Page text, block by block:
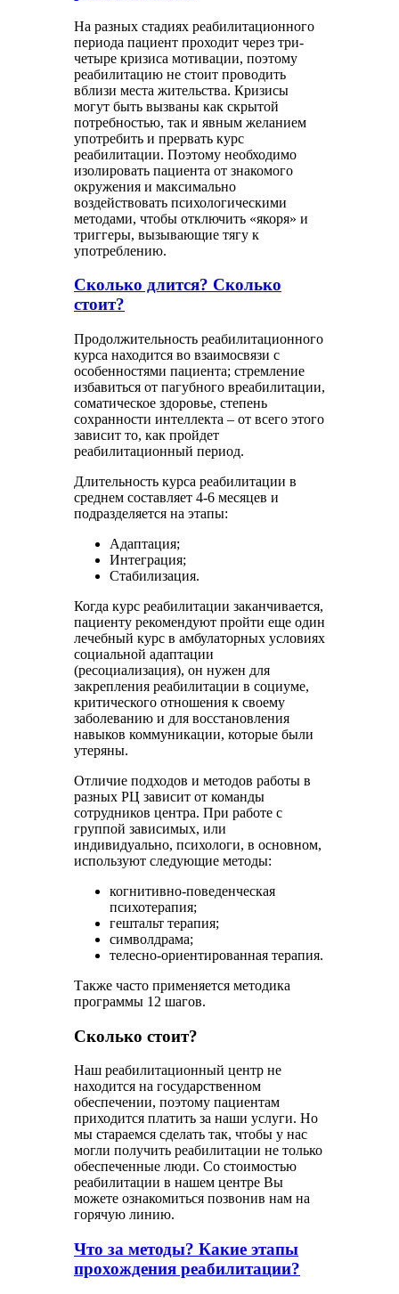
На разных стадиях реабилитационного
периода пациент проходит через три-
четыре кризиса мотивации, поэтому
реабилитацию не стоит проводить
вблизи места жительства. Кризисы
могут быть вызваны как скрытой
потребностью, так и явным желанием
употребить и прервать курс
реабилитации. Поэтому необходимо
изолировать пациента от знакомого
окружения и максимально
воздействовать психологическими
методами, чтобы отключить «якоря» и
триггеры, вызывающие тягу к
употреблению.
Сколько длится? Сколько
стоит?
Продолжительность реабилитационного
курса находится во взаимосвязи с
особенностями пациента; стремление
избавиться от пагубного вреабилитации,
соматическое здоровье, степень
сохранности интеллекта – от всего этого
зависит то, как пройдет
реабилитационный период.
Длительность курса реабилитации в
среднем составляет 4-6 месяцев и
подразделяется на этапы:
Адаптация;
Интеграция;
Стабилизация.
Когда курс реабилитации заканчивается,
пациенту рекомендуют пройти еще один
лечебный курс в амбулаторных условиях
социальной адаптации
(ресоциализация), он нужен для
закрепления реабилитации в социуме,
критического отношения к своему
заболеванию и для восстановления
навыков коммуникации, которые были
утеряны.
Отличие подходов и методов работы в
разных РЦ зависит от команды
сотрудников центра. При работе с
группой зависимых, или
индивидуально, психологи, в основном,
используют следующие методы:
когнитивно-поведенческая
психотерапия;
гештальт терапия;
символдрама;
телесно-ориентированная терапия.
Также часто применяется методика
программы 12 шагов.
Сколько стоит?
Наш реабилитационный центр не
находится на государственном
обеспечении, поэтому пациентам
приходится платить за наши услуги. Но
мы стараемся сделать так, чтобы у нас
могли получить реабилитации не только
обеспеченные люди. Со стоимостью
реабилитации в нашем центре Вы
можете ознакомиться позвонив нам на
горячую линию.
Что за методы? Какие этапы
прохождения реабилитации?